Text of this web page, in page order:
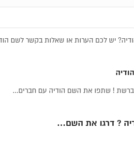
יש לכם הערות או שאלות בקשר לשם
! שתפו את השם הודיה עם חברים...
? דרגו את השם...